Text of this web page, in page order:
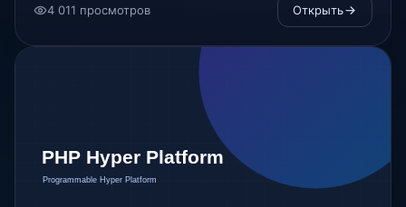
RUS Nulled
Данная версия включает в себя исправления
ошибок прошлых версий 3.4.x. Исправлений
пользователям рекомендуется обновить свой
до актуальной версии.
4 011 просмотров Открыть